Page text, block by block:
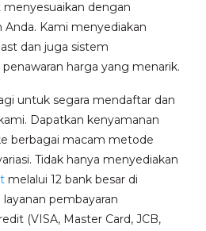
menyesuaikan dengan
Kami menyediakan
dan juga sistem
harga yang menarik.
untuk segara mendaftar dan
Dapatkan kenyamanan
berbagai macam metode
Tidak hanya menyediakan
melalui 12 bank besar di
pembayaran
(VISA, Master Card, JCB,